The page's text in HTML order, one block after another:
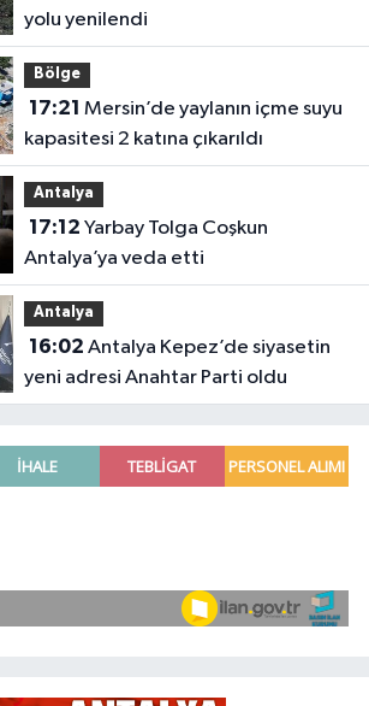
yolu yenilendi
Bölge
17:21
kapasitesi 2 katına çıkarıldı
Antalya
17:12
Antalya’ya veda etti
Antalya
16:02
yeni adresi Anahtar Parti oldu